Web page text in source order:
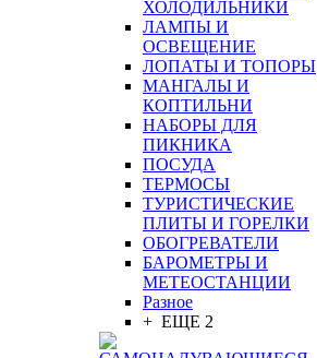
ХОЛОДИЛЬНИКИ
ЛАМПЫ И
ОСВЕЩЕНИЕ
ЛОПАТЫ И ТОПОРЫ
МАНГАЛЫ И
КОПТИЛЬНИ
НАБОРЫ ДЛЯ
ПИКНИКА
ПОСУДА
ТЕРМОСЫ
ТУРИСТИЧЕСКИЕ
ПЛИТЫ И ГОРЕЛКИ
ОБОГРЕВАТЕЛИ
БАРОМЕТРЫ И
МЕТЕОСТАНЦИИ
Разное
+ ЕЩЕ 2